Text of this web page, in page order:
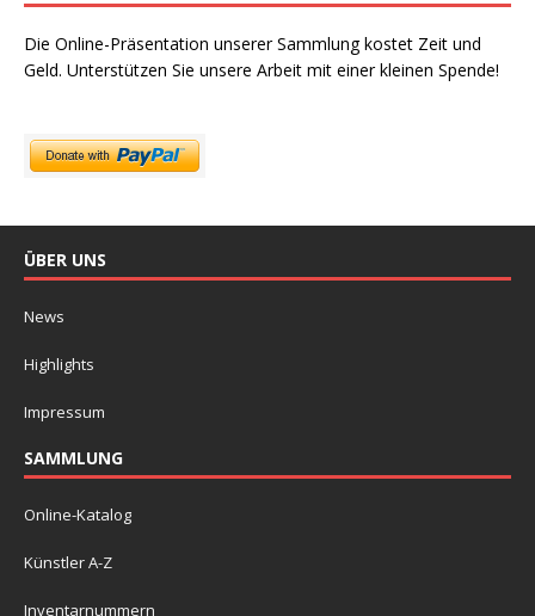
Die Online-Präsentation unserer Sammlung kostet Zeit und
Geld. Unterstützen Sie unsere Arbeit mit einer kleinen Spende!
ÜBER UNS
News
Highlights
Impressum
SAMMLUNG
Online-Katalog
Künstler A-Z
Inventarnummern